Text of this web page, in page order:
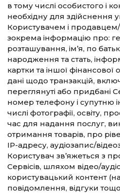
в тому числі особистого і
необхідну для здійснення
Користувачем і
зокрема інформацію про:
розташування, ім’я, по
народження та стать,
картки та іншої фінансової
дані щодо транзакцій,
переглянуті або придбані
номер телефону і супутню
числі фотографії, освіту,
час для надання послуг,
отримання товарів, про
IP-адресу, аудіозапис/
Користувач зв’яжеться з
Сервісів, шляхом відео/
користувацький контент
повідомлення, відгуки